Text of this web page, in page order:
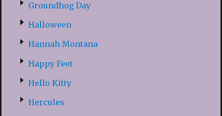
Groundhog Day
Halloween
Hannah Montana
Happy Feet
Hello Kitty
Hercules